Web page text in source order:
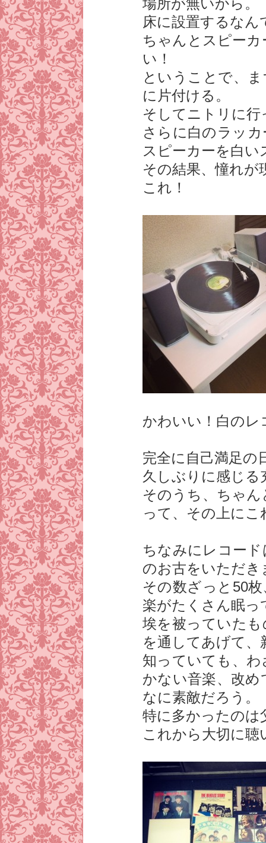
場所が無いから。
床に設置するなん
ちゃんとスピー
い！
ということで、
に片付ける。
そしてニトリに
さらに白のラッ
スピーカーを白
その結果、憧れが
これ！
かわいい！白のレ
完全に自己満足の
久しぶりに感じる
そのうち、ちゃ
って、その上に
ちなみにレコー
のお古をいただき
その数ざっと50
楽がたくさん眠っ
埃を被っていた
を通してあげて
知っていても、
かない音楽、改
なに素敵だろう。
特に多かったのは
これから大切に